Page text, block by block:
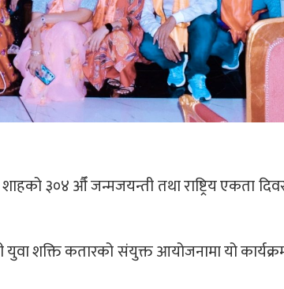
शाहको ३०४ औँ जन्मजयन्ती तथा राष्ट्रिय एकता
युवा शक्ति कतारको संयुक्त आयोजनामा यो